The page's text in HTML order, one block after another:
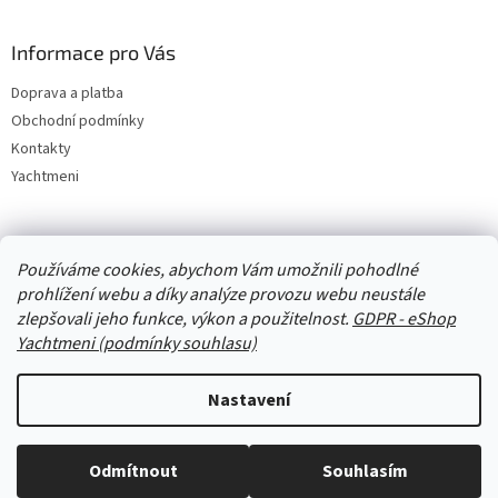
Používáme cookies, abychom Vám umožnili pohodlné
prohlížení webu a díky analýze provozu webu neustále
zlepšovali jeho funkce, výkon a použitelnost. GDPR - eShop
Yachtmeni (podmínky souhlasu)
Nastavení
Odmítnout Souhlasím
Informace pro Vás
Doprava a platba
Obchodní podmínky
Kontakty
Yachtmeni
Zboží.cz Heureka.cz Yachtmeni ComGate Payments, a.s.
Vytvořil Shoptet
Copyright 2026eShop Yachtmeni . Všechna práva vyhrazena.